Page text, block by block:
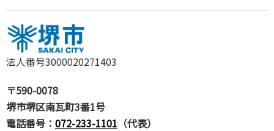
法人番号3000020271403
〒590-0078
堺市堺区南瓦町3番1号
電話番号： 072-233-1101 （代表）